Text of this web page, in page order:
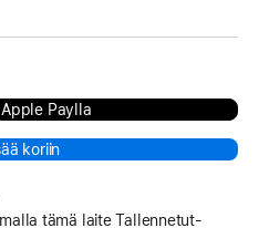
Paylla
koriin
tämä laite Tallennetut-